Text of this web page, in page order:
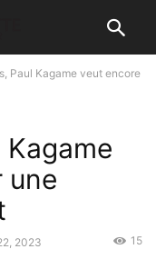
Paul Kagame veut encore
une
2023 15